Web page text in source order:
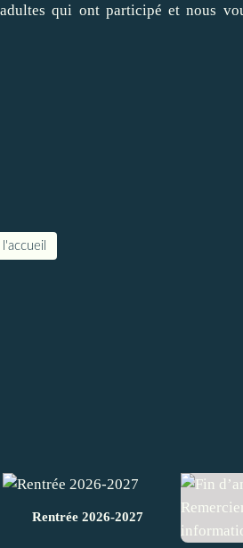
qui ont participé et nous
Rentrée 2026-2027